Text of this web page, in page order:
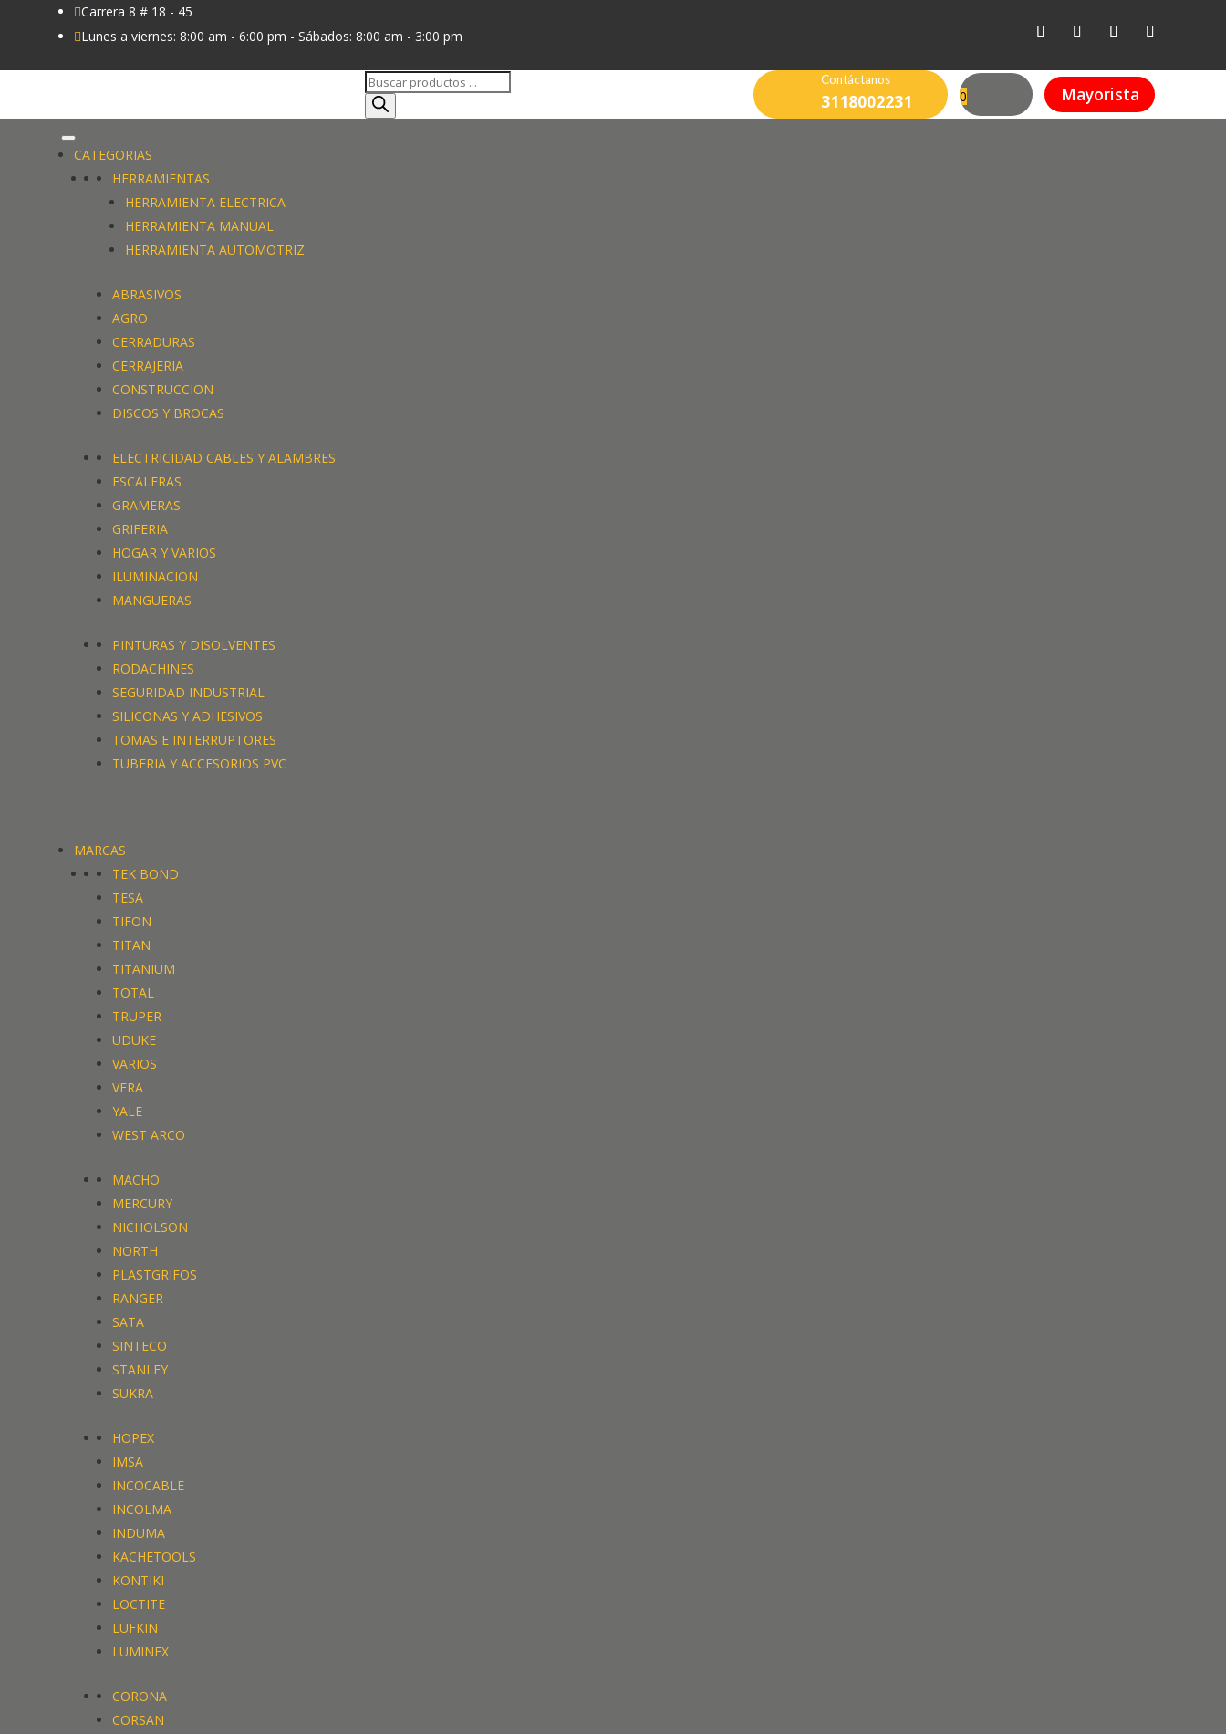
Carrera 8 # 18 - 45
Lunes a viernes: 8:00 am - 6:00 pm - Sábados: 8:00 am - 3:00 pm
Búsqueda
de
productos
Contáctanos
3118002231 0 Mayorista
CATEGORIAS
HERRAMIENTAS
HERRAMIENTA ELECTRICA
HERRAMIENTA MANUAL
HERRAMIENTA AUTOMOTRIZ
ABRASIVOS
AGRO
CERRADURAS
CERRAJERIA
CONSTRUCCION
DISCOS Y BROCAS
ELECTRICIDAD CABLES Y ALAMBRES
ESCALERAS
GRAMERAS
GRIFERIA
HOGAR Y VARIOS
ILUMINACION
MANGUERAS
PINTURAS Y DISOLVENTES
RODACHINES
SEGURIDAD INDUSTRIAL
SILICONAS Y ADHESIVOS
TOMAS E INTERRUPTORES
TUBERIA Y ACCESORIOS PVC
MARCAS
TEK BOND
TESA
TIFON
TITAN
TITANIUM
TOTAL
TRUPER
UDUKE
VARIOS
VERA
YALE
WEST ARCO
MACHO
MERCURY
NICHOLSON
NORTH
PLASTGRIFOS
RANGER
SATA
SINTECO
STANLEY
SUKRA
HOPEX
IMSA
INCOCABLE
INCOLMA
INDUMA
KACHETOOLS
KONTIKI
LOCTITE
LUFKIN
LUMINEX
CORONA
CORSAN